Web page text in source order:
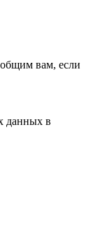
вам, если
данных в